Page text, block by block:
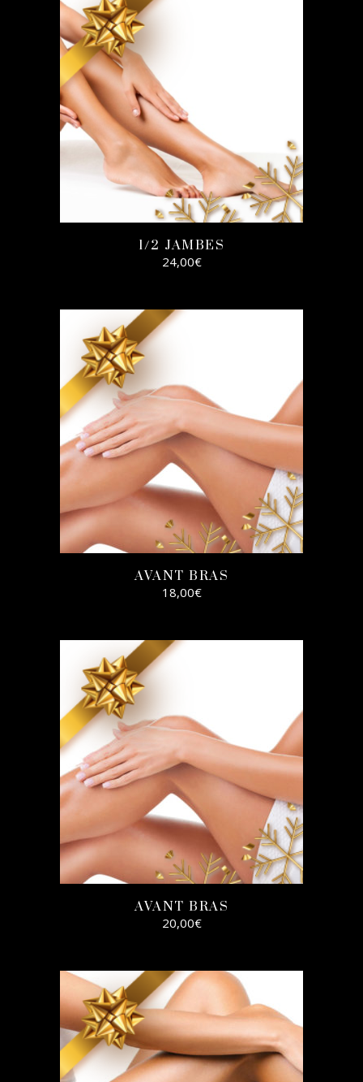
1/2 JAMBES
24,00€
AJOUTER AU
AVANT BRAS
18,00€
AJOUTER AU
AVANT BRAS
20,00€
AJOUTER AU
PANIER